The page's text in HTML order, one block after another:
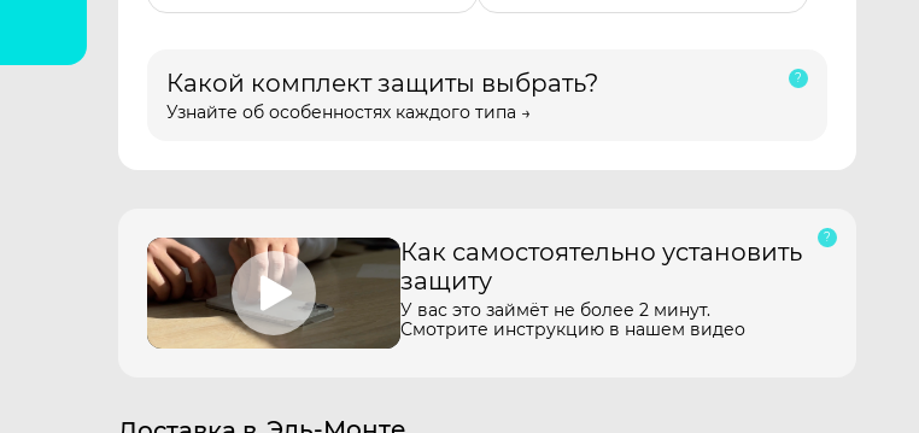
Какой комплект защиты выбрать?
Узнайте об особенностях каждого типа →
Как самостоятельно установить
защиту
У вас это займёт не более 2 минут.
Смотрите инструкцию в нашем видео